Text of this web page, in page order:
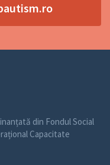
din Fondul Social
Capacitate